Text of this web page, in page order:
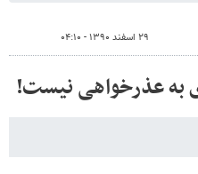
۲۹ اسفند ۱۳۹۰ - ۰۴:۱۰
به عذرخواهی نیست!